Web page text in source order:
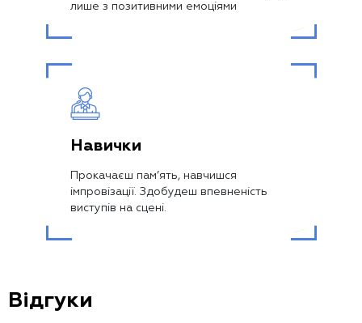
лише з позитивними емоціями
Навички
Прокачаєш пам’ять, навчишся
імпровізації. Здобудеш впевненість
виступів на сцені.
Відгуки